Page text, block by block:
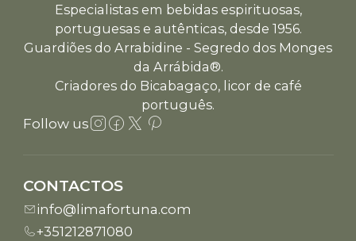
Especialistas em bebidas espirituosas,
portuguesas e autênticas, desde 1956.
Guardiões do Arrabidine - Segredo dos Monges
da Arrábida®.
Criadores do Bicabagaço, licor de café
português.
Follow us
CONTACTOS
info@limafortuna.com
+351212871080